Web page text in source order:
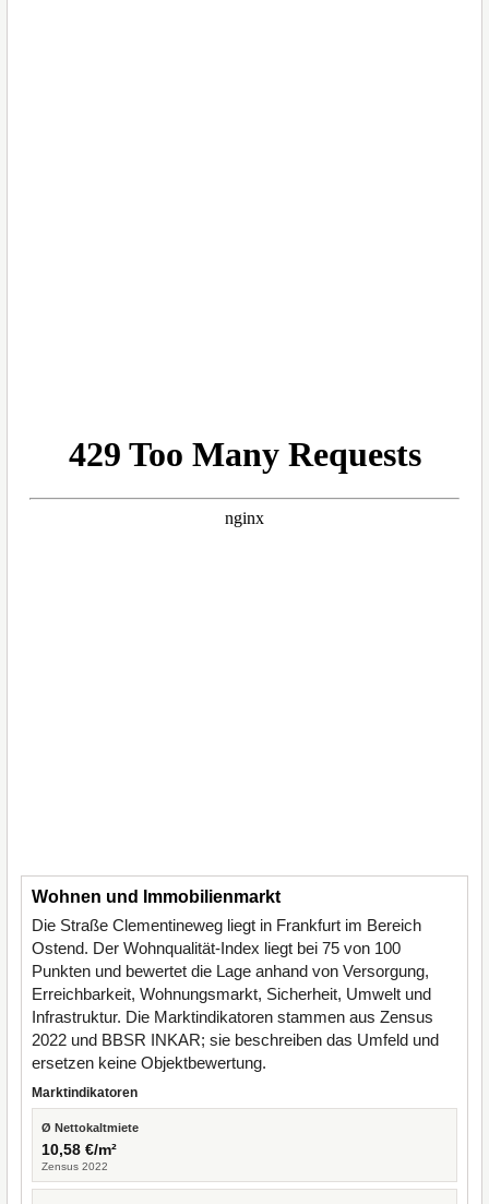
Wohnen und Immobilienmarkt
Die Straße Clementineweg liegt in Frankfurt im Bereich
Ostend. Der Wohnqualität-Index liegt bei 75 von 100
Punkten und bewertet die Lage anhand von Versorgung,
Erreichbarkeit, Wohnungsmarkt, Sicherheit, Umwelt und
Infrastruktur. Die Marktindikatoren stammen aus Zensus
2022 und BBSR INKAR; sie beschreiben das Umfeld und
ersetzen keine Objektbewertung.
Marktindikatoren
Ø Nettokaltmiete
10,58 €/m²
Zensus 2022